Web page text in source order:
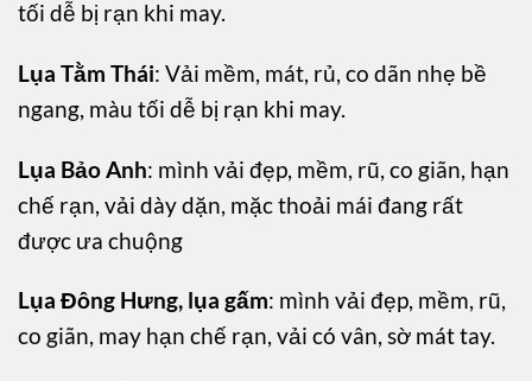
tối dễ bị rạn khi may.
Lụa Tằm Thái: Vải mềm, mát, rủ, co dãn nhẹ bề
ngang, màu tối dễ bị rạn khi may.
Lụa Bảo Anh: mình vải đẹp, mềm, rũ, co giãn, hạn
chế rạn, vải dày dặn, mặc thoải mái đang rất
được ưa chuộng
Lụa Đông Hưng, lụa gấm: mình vải đẹp, mềm, rũ,
co giãn, may hạn chế rạn, vải có vân, sờ mát tay.